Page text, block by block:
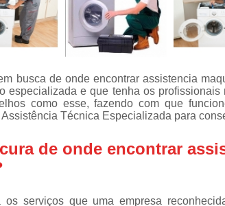
Conserto de
máquinas de
lavar
adega
Consertos de
geladeiras
expositoras
Instalação de
fogões
busca de onde encontrar assistencia
especializada e que tenha os
como esse, fazendo com que
Técnica Especializada para
de onde encontrar
os serviços que uma empresa